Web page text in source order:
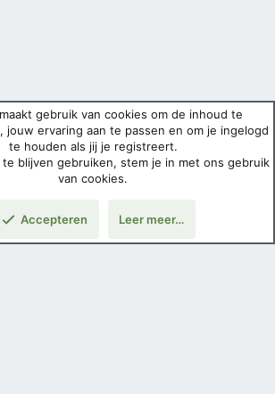
gebruik van cookies om de inhoud te
jouw ervaring aan te passen en om je ingelogd
te houden als jij je registreert.
blijven gebruiken, stem je in met ons gebruik
van cookies.
Accepteren Leer meer…